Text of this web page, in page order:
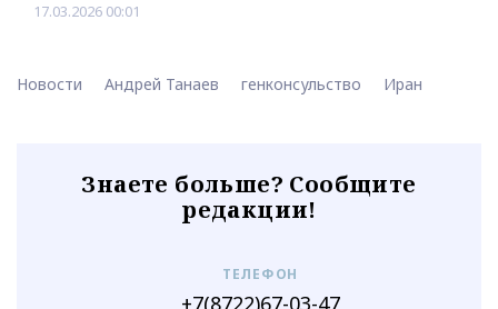
17.03.2026 00:01
Новости Андрей Танаев генконсульство Иран
Знаете больше? Сообщите
редакции!
ТЕЛЕФОН
+7(8722)67-03-47